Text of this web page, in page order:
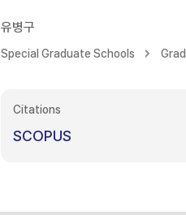
유병구
Special Graduate Schools
Citations
SCOPUS